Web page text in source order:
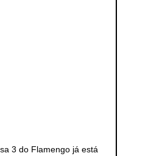
3 do Flamengo já está